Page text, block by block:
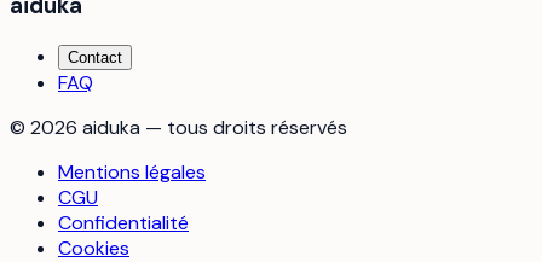
Contact
FAQ
© 2026 aiduka — tous droits réservés
Mentions légales
CGU
Confidentialité
Cookies